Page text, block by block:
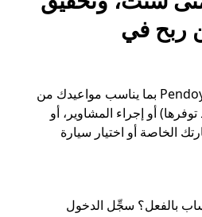
ربح في
حقِّق الأرباح في مدينة Pendoylan بما يناسب مواعيدك من
أو إجراء المشاوير، أو
الخاصة أو اختيار سيارة
بالفعل؟ سجِّل الدخول